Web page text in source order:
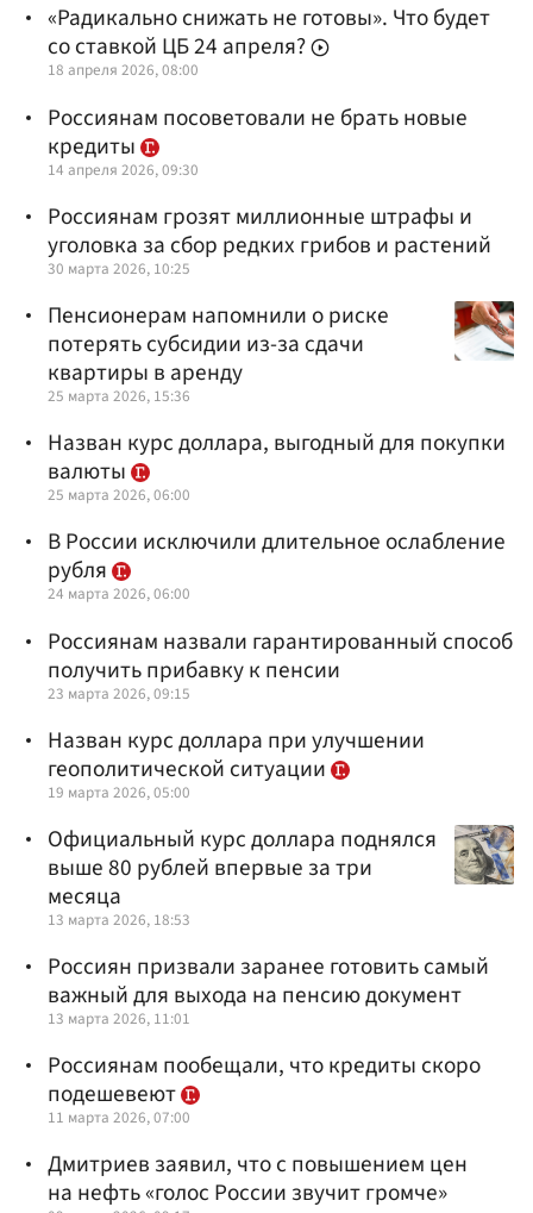
«Радикально снижать не готовы». Что будет
со ставкой ЦБ 24 апреля?
18 апреля 2026, 08:00
Россиянам посоветовали не брать новые
кредиты
14 апреля 2026, 09:30
Россиянам грозят миллионные штрафы и
уголовка за сбор редких грибов и растений
30 марта 2026, 10:25
Пенсионерам напомнили о риске
потерять субсидии из-за сдачи
квартиры в аренду
25 марта 2026, 15:36
Назван курс доллара, выгодный для покупки
валюты
25 марта 2026, 06:00
В России исключили длительное ослабление
рубля
24 марта 2026, 06:00
Россиянам назвали гарантированный способ
получить прибавку к пенсии
23 марта 2026, 09:15
Назван курс доллара при улучшении
геополитической ситуации
19 марта 2026, 05:00
Официальный курс доллара поднялся
выше 80 рублей впервые за три
месяца
13 марта 2026, 18:53
Россиян призвали заранее готовить самый
важный для выхода на пенсию документ
13 марта 2026, 11:01
Россиянам пообещали, что кредиты скоро
подешевеют
11 марта 2026, 07:00
Дмитриев заявил, что с повышением цен
на нефть «голос России звучит громче»